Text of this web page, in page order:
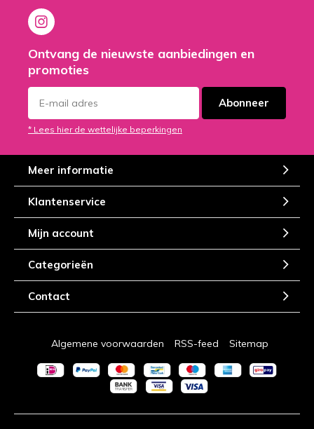
Ontvang de nieuwste aanbiedingen en
promoties
Abonneer
* Lees hier de wettelijke beperkingen
Meer informatie
Klantenservice
Mijn account
Categorieën
Contact
Algemene voorwaarden RSS-feed Sitemap